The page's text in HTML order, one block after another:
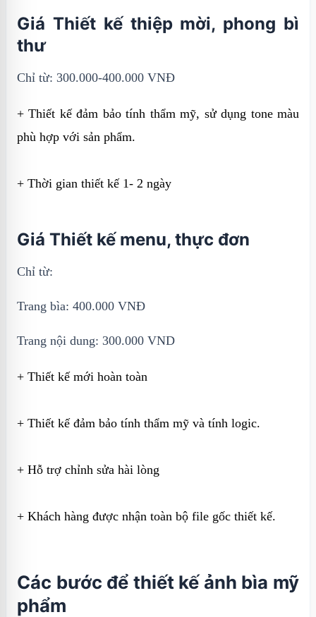
Giá Thiết kế thiệp mời, phong bì
thư
Chỉ từ: 300.000-400.000 VNĐ
+ Thiết kế đảm bảo tính thẩm mỹ, sử dụng tone màu
phù hợp với sản phẩm.
+ Thời gian thiết kế 1- 2 ngày
Giá Thiết kế menu, thực đơn
Chỉ từ:
Trang bìa: 400.000 VNĐ
Trang nội dung: 300.000 VND
+ Thiết kế mới hoàn toàn
+ Thiết kế đảm bảo tính thẩm mỹ và tính logic.
+ Hỗ trợ chỉnh sửa hài lòng
+ Khách hàng được nhận toàn bộ file gốc thiết kế.
Các bước để thiết kế ảnh bìa mỹ
phẩm